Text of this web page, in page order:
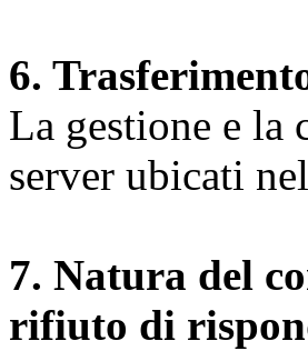
6.
La gestione e la
server ubicati
7. Natura del
rifiuto di